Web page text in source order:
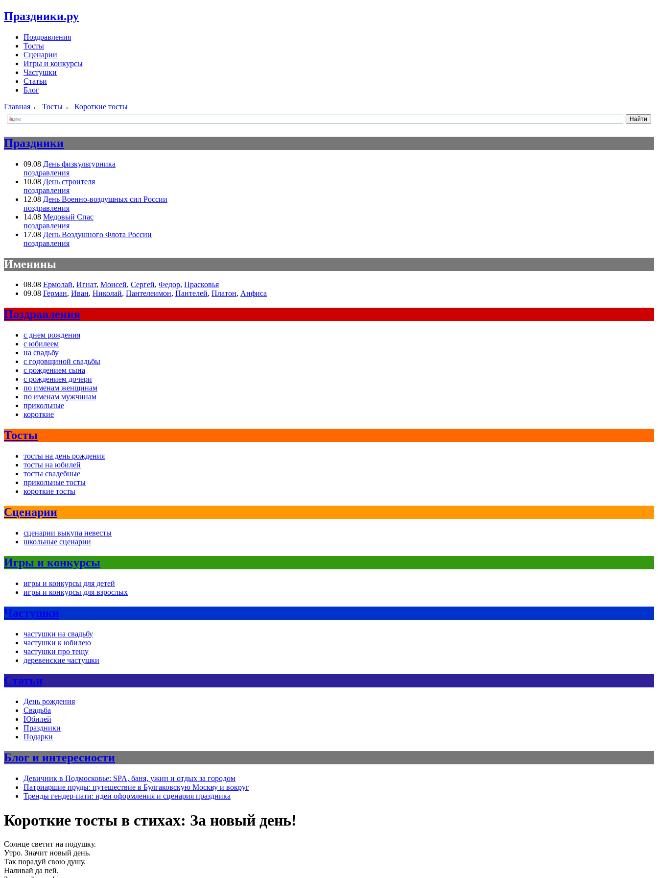
Праздники.ру
Поздравления
Тосты
Сценарии
Игры и конкурсы
Частушки
Статьи
Блог
Главная ← Тосты ← Короткие тосты
Праздники
09.08 День физкультурника
поздравления
10.08 День строителя
поздравления
12.08 День Военно-воздушных сил России
поздравления
14.08 Медовый Спас
поздравления
17.08 День Воздушного Флота России
поздравления
Именины
08.08 Ермолай, Игнат, Моисей, Сергей, Федор, Прасковья
09.08 Герман, Иван, Николай, Пантелеимон, Пантелей, Платон, Анфиса
Поздравления
с днем рождения
с юбилеем
на свадьбу
с годовщиной свадьбы
с рождением сына
с рождением дочери
по именам женщинам
по именам мужчинам
прикольные
короткие
Тосты
тосты на день рождения
тосты на юбилей
тосты свадебные
прикольные тосты
короткие тосты
Сценарии
сценарии выкупа невесты
школьные сценарии
Игры и конкурсы
игры и конкурсы для детей
игры и конкурсы для взрослых
Частушки
частушки на свадьбу
частушки к юбилею
частушки про тещу
деревенские частушки
Статьи
День рождения
Свадьба
Юбилей
Праздники
Подарки
Блог и интересности
Девичник в Подмосковье: SPA, баня, ужин и отдых за городом
Патриаршие пруды: путешествие в Булгаковскую Москву и вокруг
Тренды гендер-пати: идеи оформления и сценария праздника
Короткие тосты в стихах: За новый день!
Солнце светит на подушку.
Утро. Значит новый день.
Так порадуй свою душу.
Наливай да пей.